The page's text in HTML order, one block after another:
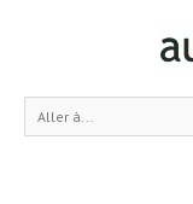
Aller à...